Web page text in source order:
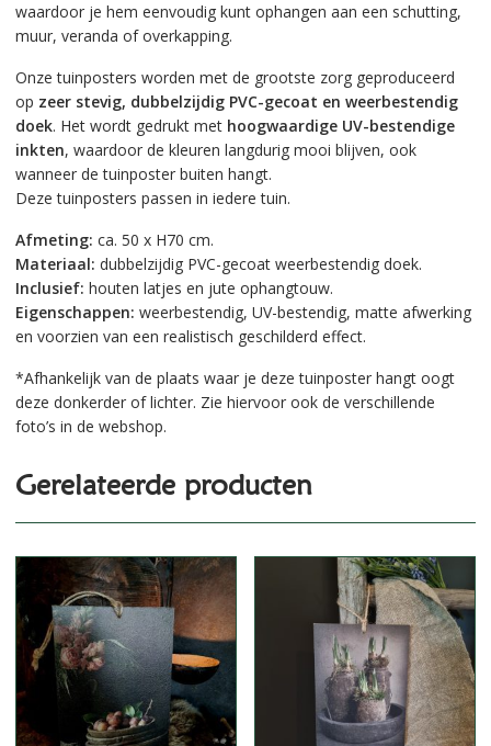
waardoor je hem eenvoudig kunt ophangen aan een schutting,
muur, veranda of overkapping.
Onze tuinposters worden met de grootste zorg geproduceerd
op zeer stevig, dubbelzijdig PVC-gecoat en weerbestendig
doek. Het wordt gedrukt met hoogwaardige UV-bestendige
inkten, waardoor de kleuren langdurig mooi blijven, ook
wanneer de tuinposter buiten hangt.
Deze tuinposters passen in iedere tuin.
Afmeting: ca. 50 x H70 cm.
Materiaal: dubbelzijdig PVC-gecoat weerbestendig doek.
Inclusief: houten latjes en jute ophangtouw.
Eigenschappen: weerbestendig, UV-bestendig, matte afwerking
en voorzien van een realistisch geschilderd effect.
*Afhankelijk van de plaats waar je deze tuinposter hangt oogt
deze donkerder of lichter. Zie hiervoor ook de verschillende
foto’s in de webshop.
Gerelateerde producten